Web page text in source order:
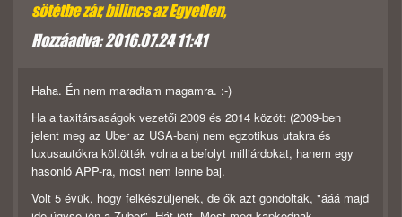
sötétbe zár, bilincs az Egyetlen,
Hozzáadva: 2016.07.24 11:41
Haha. Én nem maradtam magamra. :-)
Ha a taxitársaságok vezetői 2009 és 2014 között (2009-ben
jelent meg az Uber az USA-ban) nem egzotikus utakra és
luxusautókra költötték volna a befolyt milliárdokat, hanem egy
hasonló APP-ra, most nem lenne baj.
Volt 5 évük, hogy felkészüljenek, de ők azt gondolták, "ááá majd